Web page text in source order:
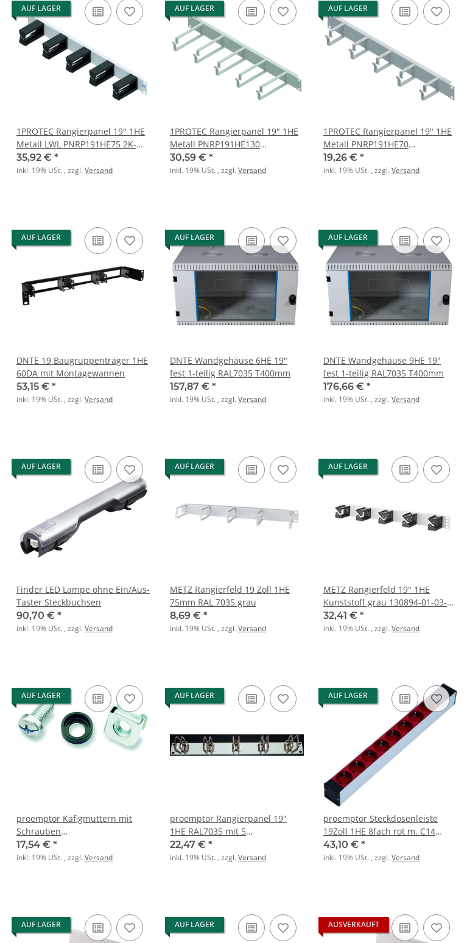
AUF LAGER
1PROTEC Rangierpanel 19" 1HE
Metall LWL PNRP191HE75 2K-
Kunststoffbügel 44x75mm
35,92 € *
inkl. 19% USt. , zzgl.Versand
AUF LAGER
1PROTEC Rangierpanel 19" 1HE
Metall PNRP191HE130
Metallbügel 44x130mm
30,59 € *
inkl. 19% USt. , zzgl.Versand
AUF LAGER
1PROTEC Rangierpanel 19" 1HE
Metall PNRP191HE70
Metallbügel 44x70mm
19,26 € *
inkl. 19% USt. , zzgl.Versand
AUF LAGER
DNTE 19 Baugruppenträger 1HE
60DA mit Montagewannen
53,15 € *
inkl. 19% USt. , zzgl.Versand
AUF LAGER
DNTE Wandgehäuse 6HE 19"
fest 1-teilig RAL7035 T400mm
157,87 € *
inkl. 19% USt. , zzgl.Versand
AUF LAGER
DNTE Wandgehäuse 9HE 19"
fest 1-teilig RAL7035 T400mm
176,66 € *
inkl. 19% USt. , zzgl.Versand
AUF LAGER
Finder LED Lampe ohne Ein/Aus-
Taster Steckbuchsen
90,70 € *
inkl. 19% USt. , zzgl.Versand
AUF LAGER
METZ Rangierfeld 19 Zoll 1HE
75mm RAL 7035 grau
8,69 € *
inkl. 19% USt. , zzgl.Versand
AUF LAGER
METZ Rangierfeld 19" 1HE
Kunststoff grau 130894-01-03-E
5 Kabelführungsbügel
32,41 € *
inkl. 19% USt. , zzgl.Versand
AUF LAGER
proemptor Käfigmuttern mit
Schrauben
M6x15mm+Unterlegsch. PA
PK=50St 975836
17,54 € *
inkl. 19% USt. , zzgl.Versand
AUF LAGER
proemptor Rangierpanel 19"
1HE RAL7035 mit 5
Doppelbügeln Edelstahl
70x45mm
22,47 € *
inkl. 19% USt. , zzgl.Versand
AUF LAGER
proemptor Steckdosenleiste
19Zoll 1HE 8fach rot m. C14
Anschl. 2m
43,10 € *
inkl. 19% USt. , zzgl.Versand
AUF LAGER AUF LAGER AUSVERKAUFT